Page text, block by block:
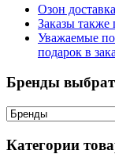
Озон
Заказы также
Уважаемые
подарок в
Бренды
Категории